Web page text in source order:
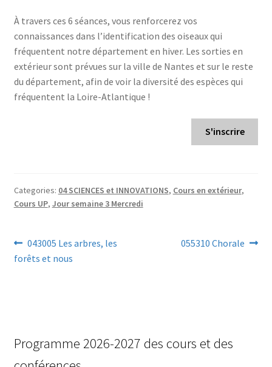
À travers ces 6 séances, vous renforcerez vos
connaissances dans l’identification des oiseaux qui
fréquentent notre département en hiver. Les sorties en
extérieur sont prévues sur la ville de Nantes et sur le reste
du département, afin de voir la diversité des espèces qui
fréquentent la Loire-Atlantique !
S'inscrire
Categories: 04 SCIENCES et INNOVATIONS, Cours en extérieur,
Cours UP, Jour semaine 3 Mercredi
Navigation
Previous
post:
043005 Les arbres, les
forêts et nous
Next
055310 Chorale
Programme 2026-2027 des cours et des